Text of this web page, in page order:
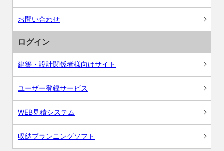
お問い合わせ
ログイン
建築・設計関係者様向けサイト
ユーザー登録サービス
WEB見積システム
収納プランニングソフト